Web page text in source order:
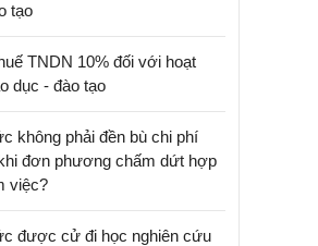
tạo
TNDN 10% đối với hoạt
dục - đào tạo
không phải đền bù chi phí
đơn phương chấm dứt hợp
việc?
được cử đi học nghiên cứu